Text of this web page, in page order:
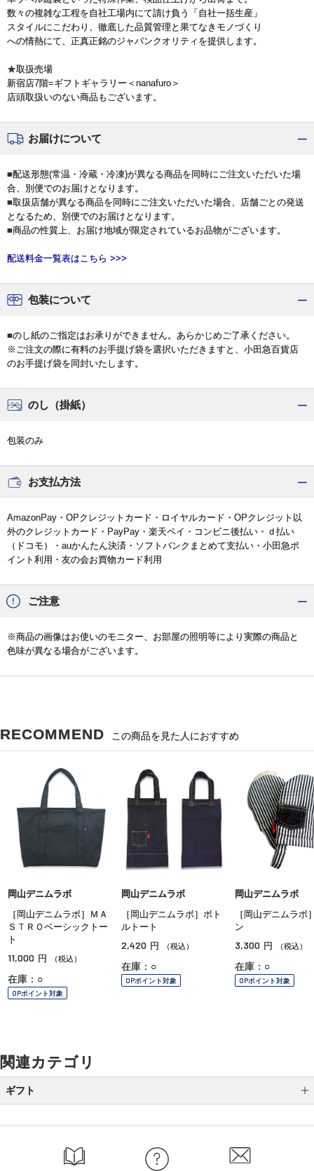
数々の複雑な工程を自社工場内にて請け負う「自社一括生産」
スタイルにこだわり、徹底した品質管理と果てなきモノづくり
への情熱にて、正真正銘のジャパンクオリティを提供します。
★取扱売場
新宿店7階=ギフトギャラリー＜nanafuro＞
店頭取扱いのない商品もございます。
お届けについて
■配送形態(常温・冷蔵・冷凍)が異なる商品を同時にご注文いただいた場
合、別便でのお届けとなります。
■取扱店舗が異なる商品を同時にご注文いただいた場合、店舗ごとの発送
となるため、別便でのお届けとなります。
■商品の性質上、お届け地域が限定されているお品物がございます。
配送料金一覧表はこちら >>>
包装について
■のし紙のご指定はお承りができません。あらかじめご了承ください。
※ご注文の際に有料のお手提げ袋を選択いただきますと、小田急百貨店
のお手提げ袋を同封いたします。
のし（掛紙）
包装のみ
お支払方法
AmazonPay・OPクレジットカード・ロイヤルカード・OPクレジット以
外のクレジットカード・PayPay・楽天ペイ・コンビニ後払い・ｄ払い
（ドコモ）・auかんたん決済・ソフトバンクまとめて支払い・小田急ポ
イント利用・友の会お買物カード利用
ご注意
※商品の画像はお使いのモニター、お部屋の照明等により実際の商品と
色味が異なる場合がございます。
RECOMMEND この商品を見た人におすすめ
岡山デニムラボ
［岡山デニムラボ］ＭＡ
ＳＴＲＯベーシックトー
ト
11,000 円 （税込）
在庫：○
OPポイント対象
岡山デニムラボ
［岡山デニムラボ］ボト
ルトート
2,420 円 （税込）
在庫：○
OPポイント対象
岡山デニムラボ
［岡山デニムラボ
ン
3,300 円 （税込）
在庫：○
OPポイント対象
関連カテゴリ
ギフト
全国送料無料ギフト